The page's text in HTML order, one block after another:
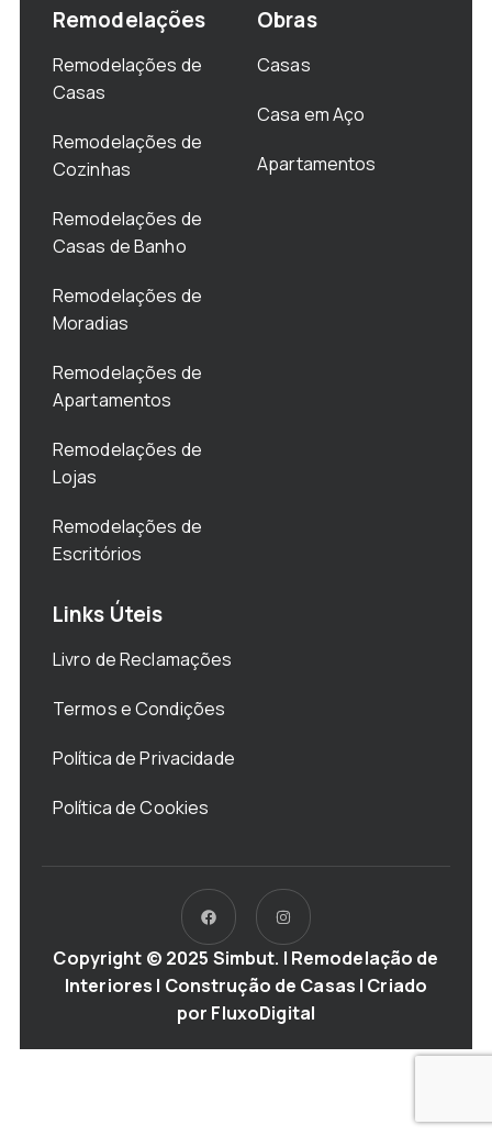
Remodelações
Remodelações de
Casas
Remodelações de
Cozinhas
Remodelações de
Casas de Banho
Remodelações de
Moradias
Remodelações de
Apartamentos
Remodelações de
Lojas
Remodelações de
Escritórios
Obras
Casas
Casa em Aço
Apartamentos
Links Úteis
Livro de Reclamações
Termos e Condições
Política de Privacidade
Política de Cookies
Copyright © 2025 Simbut. | Remodelação de
Interiores | Construção de Casas | Criado
por FluxoDigital